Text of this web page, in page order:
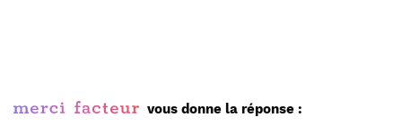
vous donne la réponse :